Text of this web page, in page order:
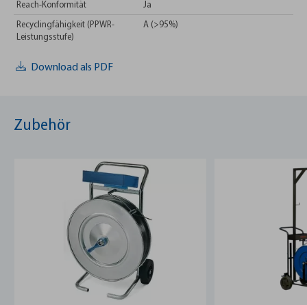
Reach-Konformität Ja
Recyclingfähigkeit (PPWR-
Leistungsstufe)
A (>95%)
Download als PDF
Zubehör